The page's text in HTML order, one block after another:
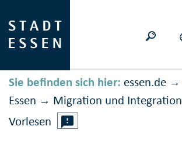
Sie befinden sich hier: essen.de →
Essen → Migration und Inte­gration
Vorlesen